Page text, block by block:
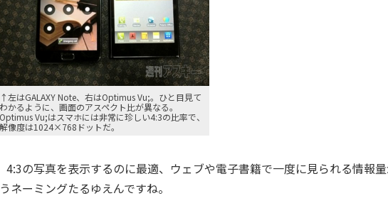
↑左はGALAXY Note、右はOptimus Vu;。ひと目見て
わかるように、画面のアスペクト比が異なる。
Optimus Vu;はスマホには非常に珍しい4:3の比率で、
解像度は1024×768ドットだ。
の写真を表示するのに最適、ウェブや電子書籍で一度に見られる情報
ネーミングたるゆえんですね。